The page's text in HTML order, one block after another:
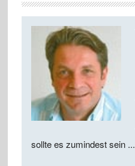
sollte es zumindest sein ...